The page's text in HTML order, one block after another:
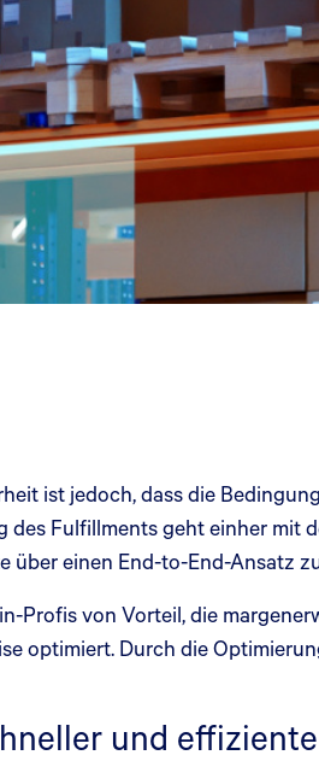
ist jedoch, dass die
Fulfillments geht einher mit
über einen End-to-End-Ansatz
Profis von Vorteil, die
optimiert. Durch die
und